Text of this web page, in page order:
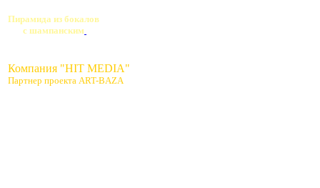
Пирамида из бокалов
с шампанским
Компания "HIT MEDIA"
Партнер проекта ART-BAZA